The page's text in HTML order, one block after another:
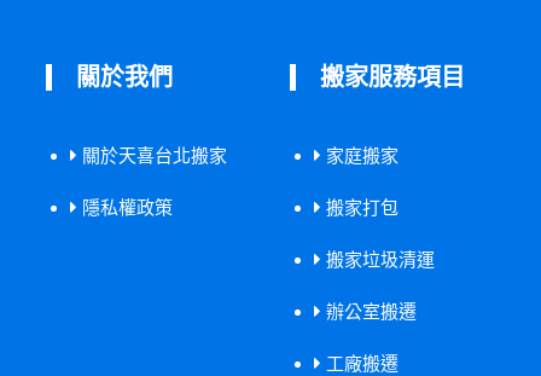
關於我們
關於天喜台北搬家
隱私權政策
搬家服務項目
家庭搬家
搬家打包
搬家垃圾清運
辦公室搬遷
工廠搬遷